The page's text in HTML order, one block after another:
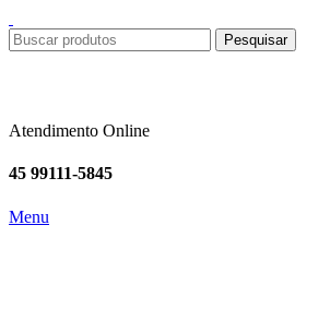
Pesquisar
Atendimento Online
45 99111-5845
Menu